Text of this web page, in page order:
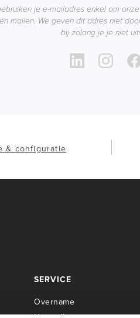
je e-mailadres enkel om
mailen. We geven dit adres niet
bij zolang je je niet
& configuratie
SERVICE
Overname